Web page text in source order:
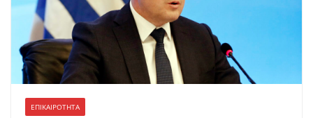
ΕΠΙΚΑΙΡΟΤΗΤΑ